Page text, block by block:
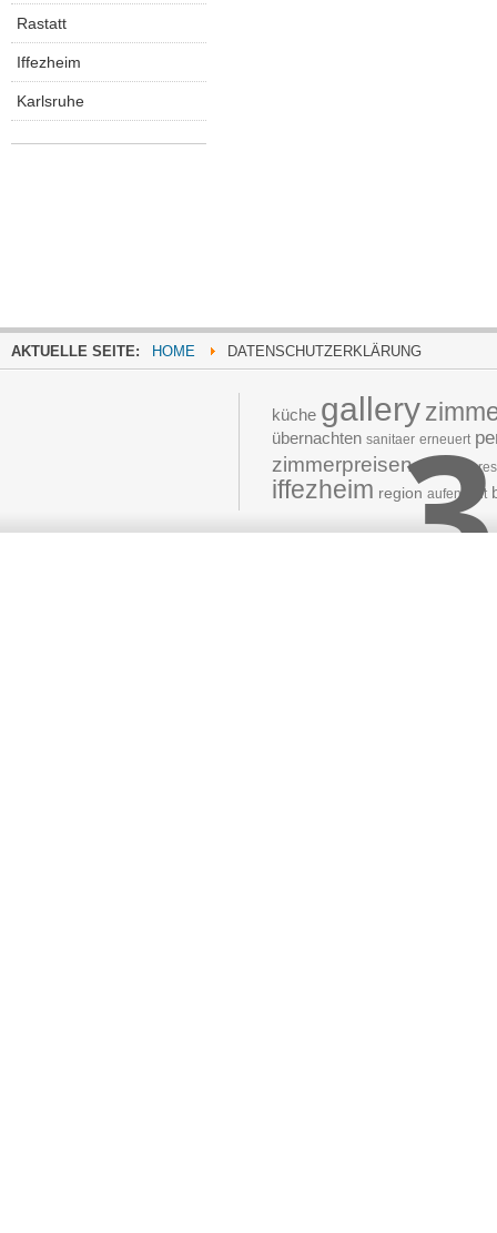
Rastatt
Iffezheim
Karlsruhe
AKTUELLE SEITE: HOME DATENSCHUTZERKLÄRUNG
küche gallery
übernachten sanitaer erneuert
zimmerpreisen
iffezheim region aufenthalt